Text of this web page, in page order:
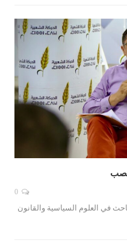
في العلوم السياسية والقانون